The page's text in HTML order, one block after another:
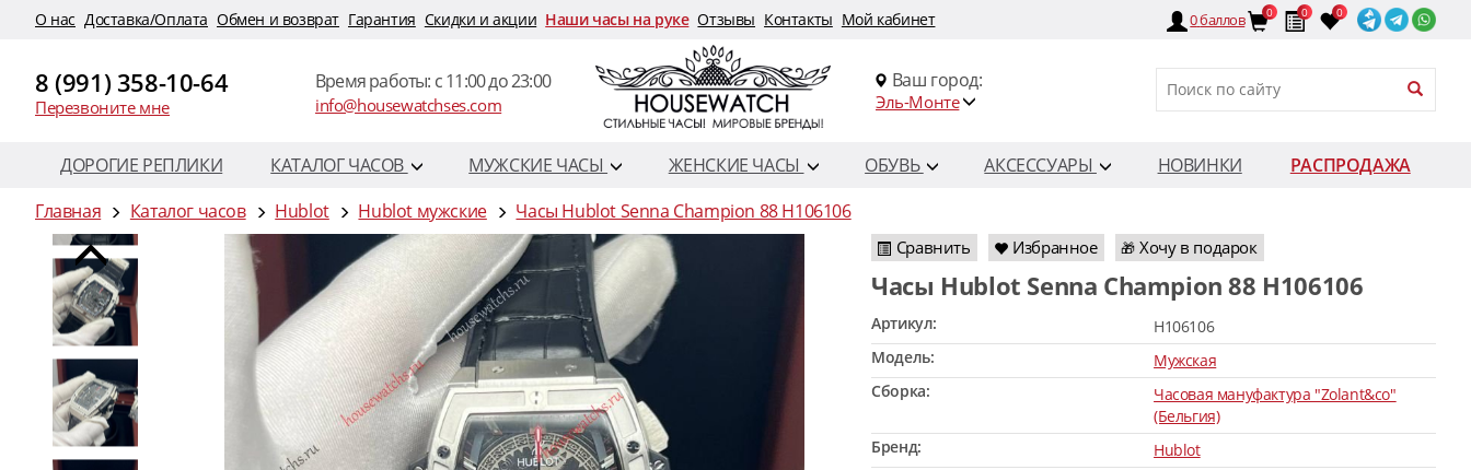
O нас Доставка/Оплата Обмен и возврат Гарантия Скидки и акции Наши часы на руке Отзывы Контакты Мой кабинет 0баллов 0 0 0
8 (991) 358-10-64
Перезвоните мне
Время работы: c 11:00 до 23:00
info@housewatchses.com
Ваш город:
Эль-Монте
ДОРОГИЕ РЕПЛИКИ КАТАЛОГ ЧАСОВ МУЖСКИЕ ЧАСЫ ЖЕНСКИЕ ЧАСЫ ОБУВЬ АКСЕССУАРЫ НОВИНКИ
РАСПРОДАЖА
Главная
Каталог часов Hublot Hublot мужские Часы Hublot Senna Champion 88 H106106
Сравнить Избранное 🎁 Хочу в подарок
Часы Hublot Senna Champion 88 H106106
Артикул:
H106106
Модель:
Мужская
Сборка:
Часовая мануфактура "Zolant&co"
(Бельгия)
Бренд:
Hublot